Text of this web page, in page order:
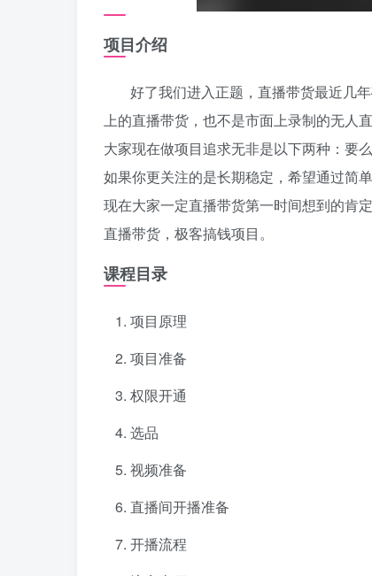
项目介绍
好了我们进入正题，直播带货最近几
上的直播带货，也不是市面上录制的无人
大家现在做项目追求无非是以下两种：要
如果你更关注的是长期稳定，希望通过简
现在大家一定直播带货第一时间想到的肯
直播带货，极客搞钱项目。
课程目录
项目原理
项目准备
权限开通
选品
视频准备
直播间开播准备
开播流程